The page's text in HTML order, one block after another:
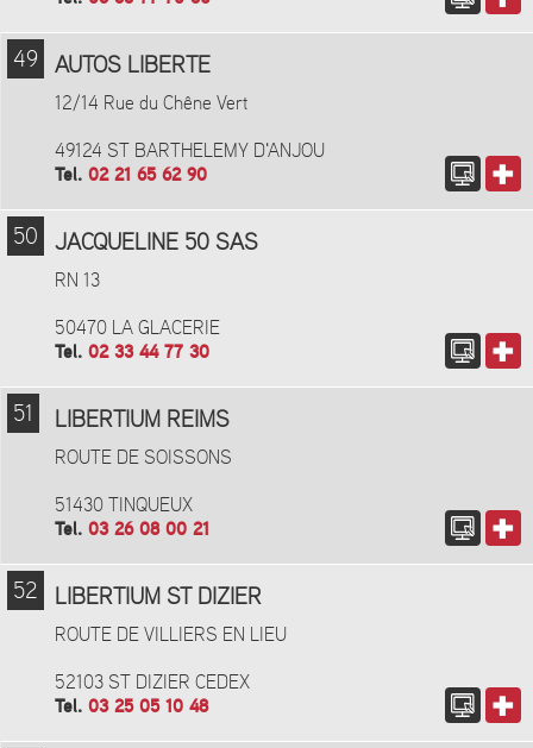
49 AUTOS LIBERTE
12/14 Rue du Chêne Vert
49124 ST BARTHELEMY D'ANJOU
Tel. 02 21 65 62 90
50 JACQUELINE 50 SAS
RN 13
50470 LA GLACERIE
Tel. 02 33 44 77 30
51 LIBERTIUM REIMS
ROUTE DE SOISSONS
51430 TINQUEUX
Tel. 03 26 08 00 21
52 LIBERTIUM ST DIZIER
ROUTE DE VILLIERS EN LIEU
52103 ST DIZIER CEDEX
Tel. 03 25 05 10 48